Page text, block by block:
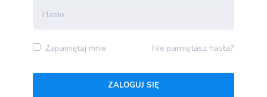
Zapamiętaj mnie Nie pamiętasz hasła?